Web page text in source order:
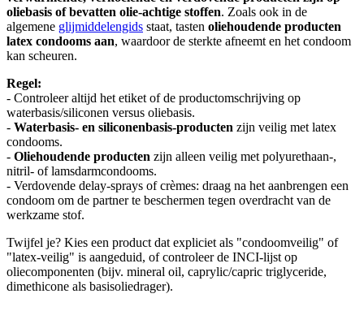
oliebasis of bevatten olie-achtige stoffen. Zoals ook in de
algemene glijmiddelengids staat, tasten oliehoudende producten
latex condooms aan, waardoor de sterkte afneemt en het condoom
kan scheuren.
Regel:
- Controleer altijd het etiket of de productomschrijving op
waterbasis/siliconen versus oliebasis.
- Waterbasis- en siliconenbasis-producten zijn veilig met latex
condooms.
- Oliehoudende producten zijn alleen veilig met polyurethaan-,
nitril- of lamsdarmcondooms.
- Verdovende delay-sprays of crèmes: draag na het aanbrengen een
condoom om de partner te beschermen tegen overdracht van de
werkzame stof.
Twijfel je? Kies een product dat expliciet als "condoomveilig" of
"latex-veilig" is aangeduid, of controleer de INCI-lijst op
oliecomponenten (bijv. mineral oil, caprylic/capric triglyceride,
dimethicone als basisoliedrager).